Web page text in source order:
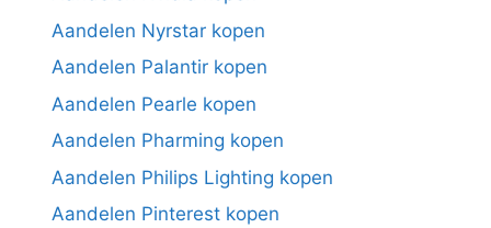
Aandelen Nyrstar kopen
Aandelen Palantir kopen
Aandelen Pearle kopen
Aandelen Pharming kopen
Aandelen Philips Lighting kopen
Aandelen Pinterest kopen